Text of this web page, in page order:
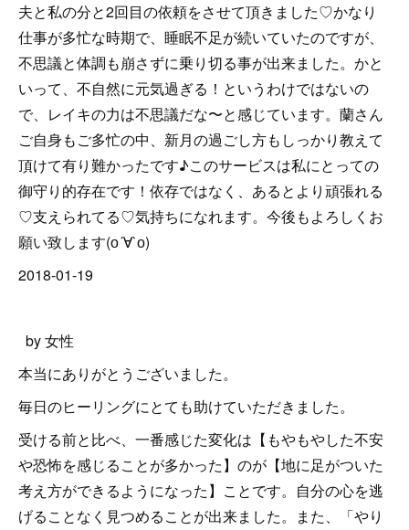
夫と私の分と2回目の依頼をさせて頂きました♡かなり
仕事が多忙な時期で、睡眠不足が続いていたのですが、
不思議と体調も崩さずに乗り切る事が出来ました。かと
いって、不自然に元気過ぎる！というわけではないの
で、レイキの力は不思議だな〜と感じています。蘭さん
ご自身もご多忙の中、新月の過ごし方もしっかり教えて
頂けて有り難かったです♪このサービスは私にとっての
御守り的存在です！依存ではなく、あるとより頑張れる
♡支えられてる♡気持ちになれます。今後もよろしくお
願い致します(о´∀`о)
2018-01-19
by 女性
本当にありがとうございました。
毎日のヒーリングにとても助けていただきました。
受ける前と比べ、一番感じた変化は【もやもやした不安
や恐怖を感じることが多かった】のが【地に足がついた
考え方ができるようになった】ことです。自分の心を逃
げることなく見つめることが出来ました。また、「やり